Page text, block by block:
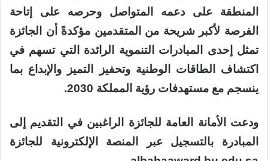
المنطقة على دعمه المتواصل وحرصه على إتاحة
الفرصة لأكبر شريحة من المتقدمين مؤكدةً أن الجائزة
تمثل إحدى المبادرات التنموية الرائدة التي تسهم في
اكتشاف الطاقات الوطنية وتحفيز التميز والإبداع بما
ينسجم مع مستهدفات رؤية المملكة 2030.
ودعت الأمانة العامة للجائزة الراغبين في التقديم إلى
المبادرة بالتسجيل عبر المنصة الإلكترونية للجائزة